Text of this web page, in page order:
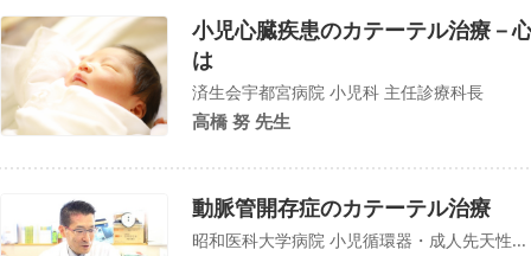
小児心臓疾患のカテーテル治療－
は
済生会宇都宮病院 小児科 主任診療科長
高橋 努 先生
動脈管開存症のカテーテル治療
昭和医科大学病院 小児循環器・成人先天性...